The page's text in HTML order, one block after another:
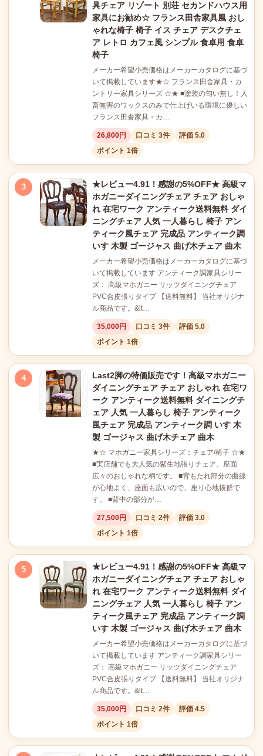
具チェア リゾート 別荘 セカンドハウス用
家具にお勧め☆ フランス田舎家具風 おし
ゃれな椅子 椅子 イス チェア デスクチェ
ア レトロ カフェ風 シンプル 食卓用 食卓
椅子
メーカー希望小売価格はメーカーカタログに基づ
いて掲載しています★☆ フランス田舎家具・カ
ントリー家具シリーズ ☆★ ■塗装の匂い無し！人
畜無害のワックスのみで仕上げいる環境に優しい
フランス田舎家具・カ…
26,800円 口コミ 3件
評価 5.0
ポイント 1倍
3
★レビュー4.91！感謝の5%OFF★ 高級マ
ホガニーダイニングチェア チェア おしゃ
れ 在宅ワーク アンティーク送料無料 ダイ
ニングチェア 人気 一人暮らし 椅子 アン
ティーク風チェア 完成品 アンティーク調
いす 木製 ゴージャス 曲げ木チェア 曲木
メーカー希望小売価格はメーカーカタログに基づ
いて掲載しています アンティーク調家具シリー
ズ： 高級マホガニー リッツダイニングチェア
PVC合皮張りタイプ 【送料無料】 当社オリジナ
ル商品です。&lt…
35,000円 口コミ 3件
評価 5.0
ポイント 1倍
4
Last2脚の特価販売です！高級マホガニー
ダイニングチェア チェア おしゃれ 在宅ワ
ーク アンティーク送料無料 ダイニングチ
ェア 人気 一人暮らし 椅子 アンティーク
風チェア 完成品 アンティーク調 いす 木
製 ゴージャス 曲げ木チェア 曲木
★☆ マホガニー家具シリーズ；チェア/椅子 ☆★
■実店舗でも大人気の紫生地張りチェア。座面
広々のおしゃれな柄です。 ■背もたれ部分の曲線
が心地よく、座面も広いので、座り心地抜群で
す。 ■背中の部分が…
27,500円 口コミ 2件
評価 3.0
ポイント 1倍
5
★レビュー4.91！感謝の5%OFF★ 高級マ
ホガニーダイニングチェア チェア おしゃ
れ 在宅ワーク アンティーク送料無料 ダイ
ニングチェア 人気 一人暮らし 椅子 アン
ティーク風チェア 完成品 アンティーク調
いす 木製 ゴージャス 曲げ木チェア 曲木
メーカー希望小売価格はメーカーカタログに基づ
いて掲載しています アンティーク調家具シリー
ズ： 高級マホガニー リッツダイニングチェア
PVC合皮張りタイプ 【送料無料】 当社オリジナ
ル商品です。&lt…
35,000円 口コミ 2件
評価 4.5
ポイント 1倍